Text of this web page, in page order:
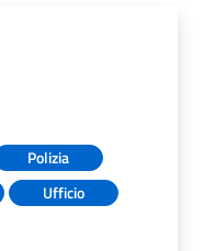
Polizia
Ufficio